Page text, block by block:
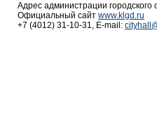
Адрес администрации
Официальный сайт www.klgd.ru
+7 (4012) 31-10-31, E-mail: